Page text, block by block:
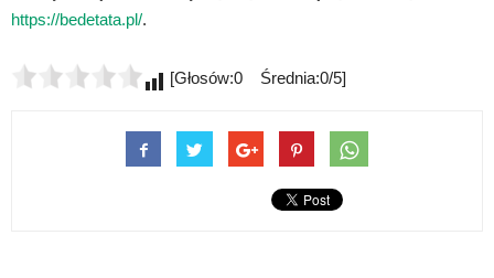
https://bedetata.pl/.
[Głosów:0 Średnia:0/5]